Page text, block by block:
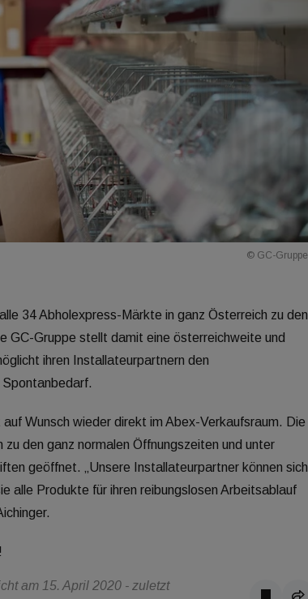
© GC-Gruppe
34 Abholexpress-Märkte in ganz Österreich zu den
GC-Gruppe stellt damit eine österreichweite und
ihren Installateurpartnern den
Spontanbedarf.
Wunsch wieder direkt im Abex-Verkaufsraum. Die
den ganz normalen Öffnungszeiten und unter
geöffnet. „Unsere Installateurpartner können sich
alle Produkte für ihren reibungslosen Arbeitsablauf
am 15. April 2020 - zuletzt